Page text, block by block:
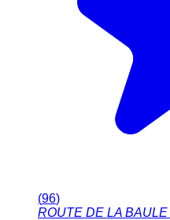
(96)
ROUTE DE LA